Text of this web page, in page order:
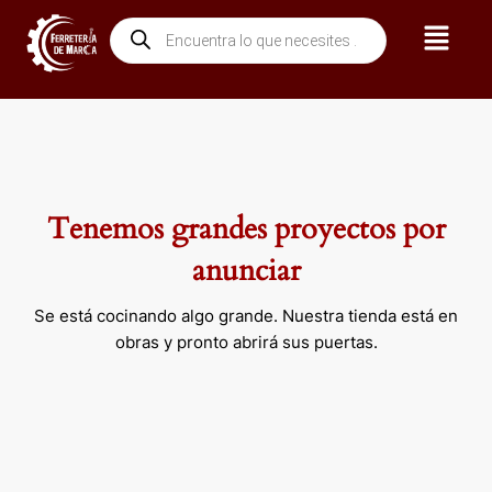
contenido
Búsqueda
de
productos
Menú
Tenemos grandes proyectos por
anunciar
Se está cocinando algo grande. Nuestra tienda está en
obras y pronto abrirá sus puertas.